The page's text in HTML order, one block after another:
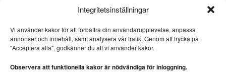
Integritetsinställningar
Vi använder kakor för att förbättra din användarupplevelse, anpassa
annonser och innehåll, samt analysera vår trafik. Genom att trycka på
"Acceptera alla", godkänner du att vi använder kakor.
Observera att funktionella kakor är nödvändiga för inloggning.